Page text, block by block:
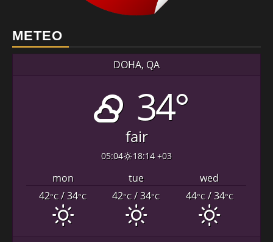
METEO
DOHA, QA
34°
fair
05:04 18:14 +03
mon tue
wed
42°C/ 34°C 42°C/ 34°C 44°C/ 34°C